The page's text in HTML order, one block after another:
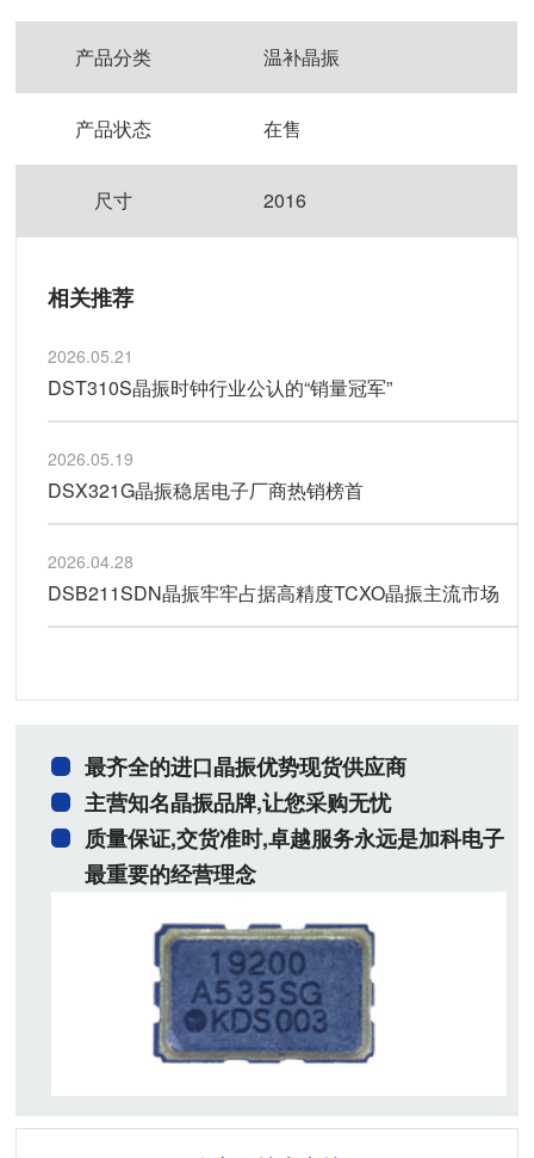
产品分类 温补晶振
产品状态 在售
尺寸 2016
相关推荐
2026.05.21
DST310S晶振时钟行业公认的“销量冠军”
2026.05.19
DSX321G晶振稳居电子厂商热销榜首
2026.04.28
DSB211SDN晶振牢牢占据高精度TCXO晶振主流市场
最齐全的进口晶振优势现货供应商
主营知名晶振品牌,让您采购无忧
质量保证,交货准时,卓越服务永远是加科电子
最重要的经营理念